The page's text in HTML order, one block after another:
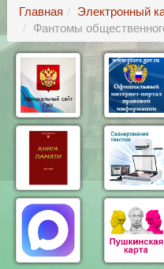
Главная
Электронный
Фантомы